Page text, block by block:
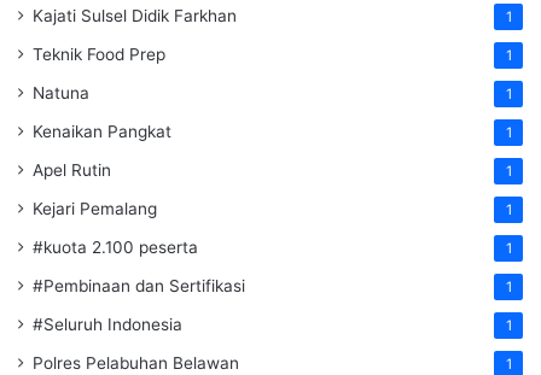
Kajati Sulsel Didik Farkhan 1
Teknik Food Prep 1
Natuna 1
Kenaikan Pangkat 1
Apel Rutin 1
Kejari Pemalang 1
#kuota 2.100 peserta 1
#Pembinaan dan Sertifikasi 1
#Seluruh Indonesia 1
Polres Pelabuhan Belawan 1